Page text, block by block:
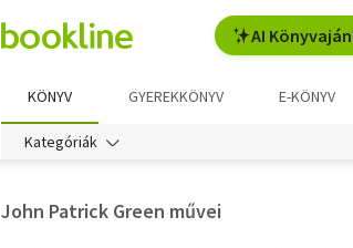
AI
KÖNYV GYEREKKÖNYV E-KÖNYV
Kategóriák
John Patrick Green művei